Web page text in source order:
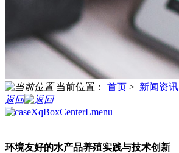
当前位置： 首页 > 新闻资讯
返回
环境友好的水产品养殖实践与技术创新